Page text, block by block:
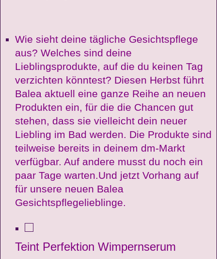
Wie sieht deine tägliche Gesichtspflege
aus? Welches sind deine
Lieblingsprodukte, auf die du keinen Tag
verzichten könntest? Diesen Herbst führt
Balea aktuell eine ganze Reihe an neuen
Produkten ein, für die die Chancen gut
stehen, dass sie vielleicht dein neuer
Liebling im Bad werden. Die Produkte sind
teilweise bereits in deinem dm-Markt
verfügbar. Auf andere musst du noch ein
paar Tage warten.Und jetzt Vorhang auf
für unsere neuen Balea
Gesichtspflegelieblinge.
Teint Perfektion Wimpernserum